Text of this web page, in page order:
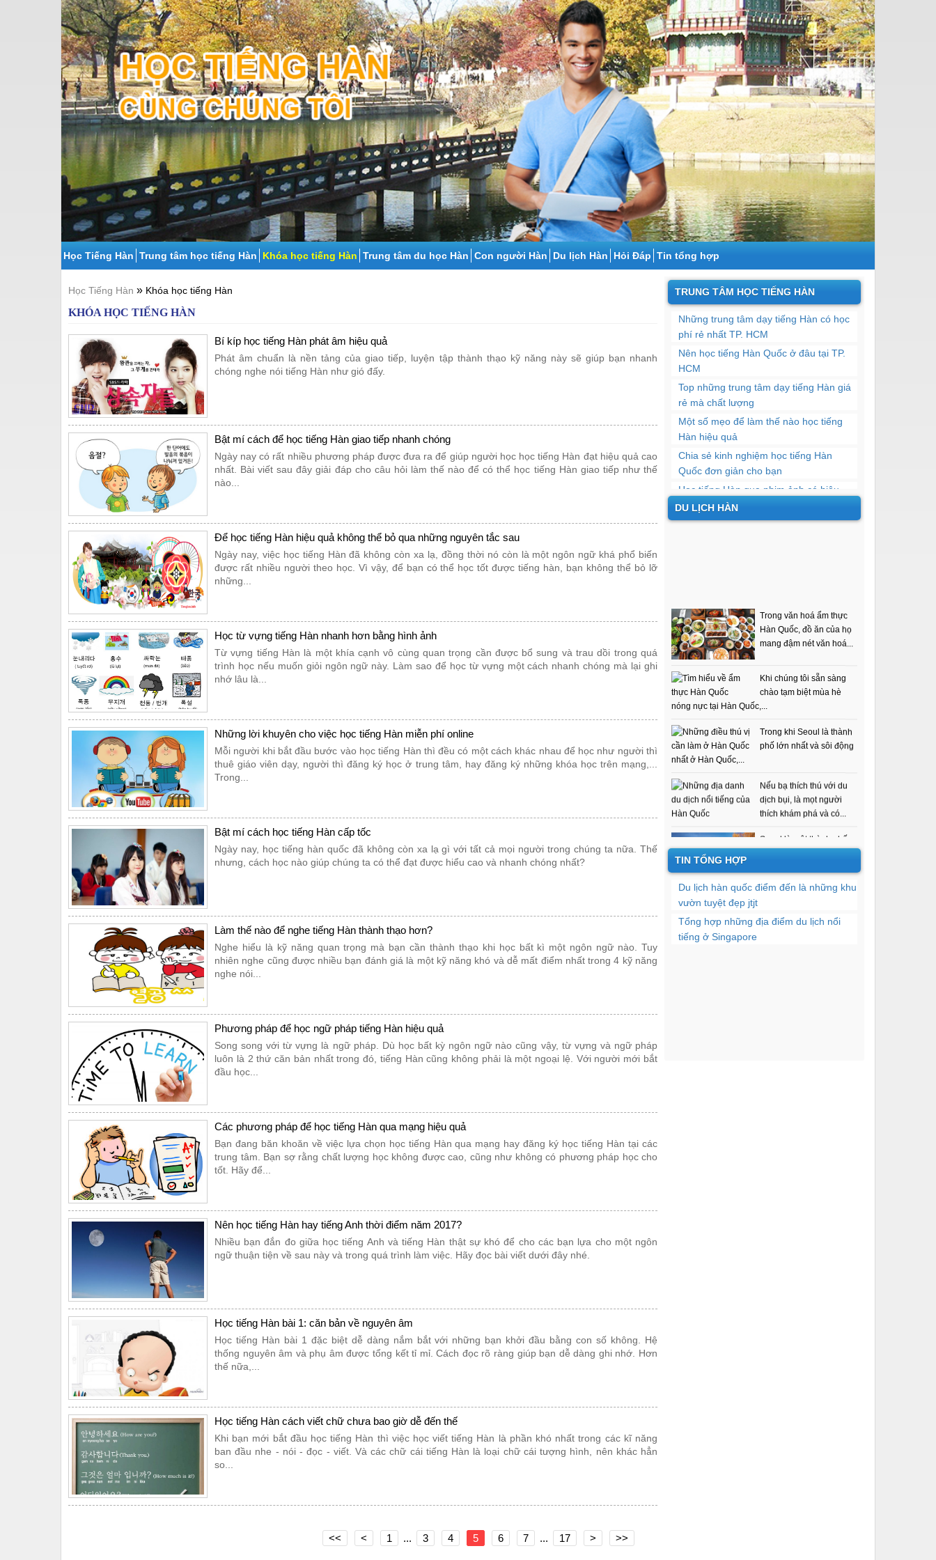
Học Tiếng Hàn Trung tâm học tiếng Hàn Khóa học tiếng Hàn Trung tâm du học Hàn Con người Hàn Du lịch Hàn Hỏi Đáp Tin tổng hợp
Học Tiếng Hàn » Khóa học tiếng Hàn
KHÓA HỌC TIẾNG HÀN
Bí kíp học tiếng Hàn phát âm hiệu quả
Phát âm chuẩn là nền tảng của giao tiếp, luyện tập thành thạo kỹ năng này sẽ giúp bạn nhanh
chóng nghe nói tiếng Hàn như gió đấy.
Bật mí cách để học tiếng Hàn giao tiếp nhanh chóng
Ngày nay có rất nhiều phương pháp được đưa ra để giúp người học học tiếng Hàn đạt hiệu quả cao
nhất. Bài viết sau đây giải đáp cho câu hỏi làm thế nào để có thể học tiếng Hàn giao tiếp như thế
nào...
​Để học tiếng Hàn hiệu quả không thể bỏ qua những nguyên tắc sau
Ngày nay, việc học tiếng Hàn đã không còn xa lạ, đồng thời nó còn là một ngôn ngữ khá phổ biến
được rất nhiều người theo học. Vì vậy, để bạn có thể học tốt được tiếng hàn, bạn không thể bỏ lỡ
những...
Học từ vựng tiếng Hàn nhanh hơn bằng hình ảnh
​Từ vựng tiếng Hàn là một khía cạnh vô cùng quan trọng cần được bổ sung và trau dồi trong quá
trình học nếu muốn giỏi ngôn ngữ này. Làm sao để học từ vựng một cách nhanh chóng mà lại ghi
nhớ lâu là...
Những lời khuyên cho việc học tiếng Hàn miễn phí online
Mỗi người khi bắt đầu bước vào học tiếng Hàn thì đều có một cách khác nhau để học như người thì
thuê giáo viên dạy, người thì đăng ký học ở trung tâm, hay đăng ký những khóa học trên mạng,...
Trong...
Bật mí cách học tiếng Hàn cấp tốc
Ngày nay, học tiếng hàn quốc đã không còn xa lạ gì với tất cả mọi người trong chúng ta nữa. Thế
nhưng, cách học nào giúp chúng ta có thể đạt được hiểu cao và nhanh chóng nhất?
Làm thế nào để nghe tiếng Hàn thành thạo hơn?
Nghe hiểu là kỹ năng quan trọng mà bạn cần thành thạo khi học bất kì một ngôn ngữ nào. Tuy
nhiên nghe cũng được nhiều bạn đánh giá là một kỹ năng khó và dễ mất điểm nhất trong 4 kỹ năng
nghe nói...
Phương pháp để học ngữ pháp tiếng Hàn hiệu quả
Song song với từ vựng là ngữ pháp. Dù học bất kỳ ngôn ngữ nào cũng vậy, từ vựng và ngữ pháp
luôn là 2 thứ căn bản nhất trong đó, tiếng Hàn cũng không phải là một ngoại lệ. Với người mới bắt
đầu học...
Các phương pháp để học tiếng Hàn qua mạng hiệu quả
Bạn đang băn khoăn về việc lựa chọn học tiếng Hàn qua mạng hay đăng ký học tiếng Hàn tại các
trung tâm. Bạn sợ rằng chất lượng học không được cao, cũng như không có phương pháp học cho
tốt. Hãy để...
​Nên học tiếng Hàn hay tiếng Anh thời điểm năm 2017?
Nhiều bạn đắn đo giữa học tiếng Anh và tiếng Hàn thật sự khó để cho các bạn lựa cho một ngôn
ngữ thuận tiện về sau này và trong quá trình làm việc. Hãy đọc bài viết dưới đây nhé.
Học tiếng Hàn bài 1: căn bản về nguyên âm
Học tiếng Hàn bài 1 đặc biệt dễ dàng nắm bắt với những bạn khởi đầu bằng con số không. Hệ
thống nguyên âm và phụ âm được tổng kết tỉ mỉ. Cách đọc rõ ràng giúp bạn dễ dàng ghi nhớ. Hơn
thế nữa,...
​Học tiếng Hàn cách viết chữ chưa bao giờ dễ đến thế
Khi bạn mới bắt đầu học tiếng Hàn thì việc học viết tiếng Hàn là phần khó nhất trong các kĩ năng
ban đầu nhe - nói - đọc - viết. Và các chữ cái tiếng Hàn là loại chữ cái tượng hình, nên khác hẳn
so...
<< < 1 ... 3 4 5 6 7 ... 17 > >>
TRUNG TÂM HỌC TIẾNG HÀN
Những trung tâm dạy tiếng Hàn có học
phí rẻ nhất TP. HCM
Nên học tiếng Hàn Quốc ở đâu tại TP.
HCM
Top những trung tâm dạy tiếng Hàn giá
rẻ mà chất lượng
​Một số mẹo để làm thế nào học tiếng
Hàn hiệu quả
Chia sẻ kinh nghiệm học tiếng Hàn
Quốc đơn giản cho bạn
Học tiếng Hàn qua phim ảnh có hiệu
quả không?
5 thủ thuật học tiếng Hàn hiệu quả nhất
Thông tin về học phí các khóa học tiếng
Hàn cần biết
DU LỊCH HÀN
Hàn Quốc, đồ ăn của họ
mang đậm nét văn hoá...
chào tạm biệt mùa hè
nóng nực tại Hàn Quốc,...
phố lớn nhất và sôi động
nhất ở Hàn Quốc,...
dịch bụi, là mọt người
thích khám phá và có...
tuyệt vời. Có rất nhiều
Giống như tất cả các
các điểm tham quan đại...
TIN TỔNG HỢP
Du lịch hàn quốc điểm đến là những khu
vườn tuyệt đẹp jtjt
Tổng hợp những địa điểm du lịch nổi
tiếng ở Singapore